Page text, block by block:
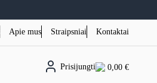
Apie mus Straipsniai Kontaktai
Prisijungti 0,00 €